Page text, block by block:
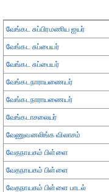
வேங்கட சுப்பிரமணிய ஐயர்
வேங்கட சுப்பையர்
வேங்கட சுப்பையர்
வேங்கடநாராயணையர்
வேங்கடநாராயணையர்
வேங்கடாசலையர்
வேணுவனலிங்க விலாசம்
வேதநாயகம் பிள்ளை
வேதநாயகம் பிள்ளை
வேதநாயகம் பிள்ளை பாடல்